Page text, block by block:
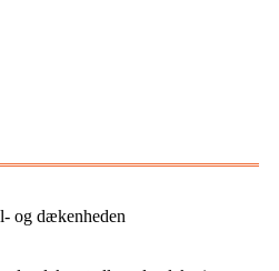
og dækenheden